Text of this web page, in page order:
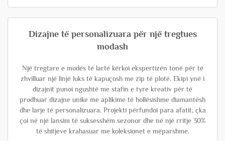
Dizajne të personalizuara për një tregtues
modash
Një tregtare e modës të lartë kërkoi ekspertizën tonë për të
zhvilluar një linjë luks të kapuçosh me zip të plotë. Ekipi ynë i
dizajnit punoi ngushtë me stafin e tyre kreativ për të
prodhuar dizajne unike me aplikime të hollësishme diamantësh
dhe larje të personalizuara. Projekti përfundoi para afatit, çka
çoi në një lansim të suksesshëm sezonor dhe në një rritje 30%
të shitjeve krahasuar me koleksionet e mëparshme.